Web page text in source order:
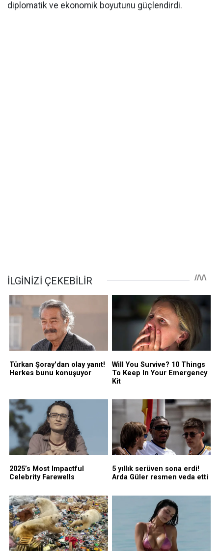
diplomatik ve ekonomik boyutunu güçlendirdi.